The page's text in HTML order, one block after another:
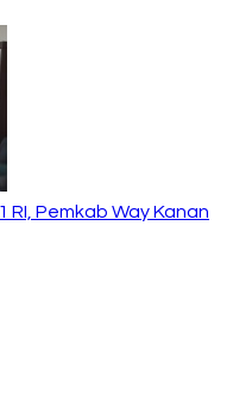
Pemkab Way Kanan